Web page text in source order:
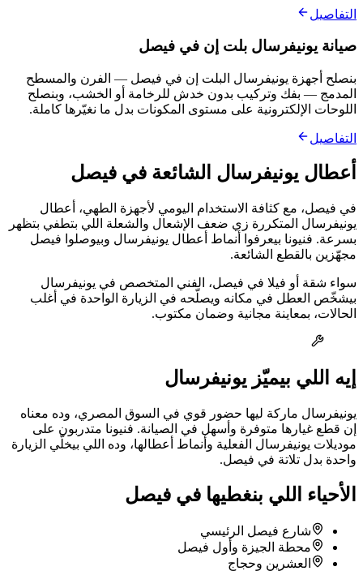
التفاصيل
صيانة يونيفرسال بلت إن في فيصل
بنصلح أجهزة يونيفرسال البلت إن في فيصل — الفرن والمسطح
المدمج — بفك وتركيب بدون خدش للرخامة أو الخشب، وبنصلح
اللوحات الإلكترونية على مستوى المكونات بدل ما نغيّرها كاملة.
التفاصيل
أعطال يونيفرسال الشائعة في فيصل
في فيصل، مع كثافة الاستخدام اليومي لأجهزة الطهي، أعطال
يونيفرسال المتكررة زي ضعف الإشعال والشعلة اللي بتطفي بتظهر
بسرعة. فنيونا بيعرفوا أنماط أعطال يونيفرسال وبيوصلوا فيصل
مجهّزين بالقطع الشائعة.
سواء شقة أو فيلا في فيصل، الفني المتخصص في يونيفرسال
بيشخّص العطل في مكانه ويصلّحه في الزيارة الواحدة في أغلب
الحالات، بمعاينة مجانية وضمان مكتوب.
إيه اللي بيميّز يونيفرسال
يونيفرسال ماركة ليها حضور قوي في السوق المصري، وده معناه
إن قطع غيارها متوفرة وأسهل في الصيانة. فنيونا متدربون على
موديلات يونيفرسال الفعلية وأنماط أعطالها، وده اللي بيخلّي الزيارة
واحدة بدل تلاتة في فيصل.
الأحياء اللي بنغطيها في فيصل
شارع فيصل الرئيسي
محطة الجيزة وأول فيصل
العشرين وحجاج